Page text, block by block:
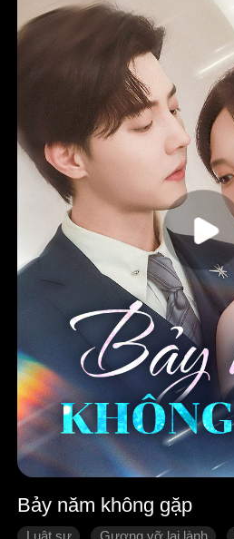
Bảy năm không gặp